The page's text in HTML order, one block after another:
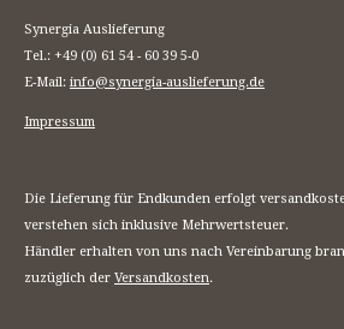
Synergia Auslieferung
Tel.: +49 (0) 61 54 - 60 39 5-0
E-Mail: info@synergia-auslieferung.de
Impressum
Die Lieferung für Endkunden erfolgt
verstehen sich inklusive Mehrwertsteuer.
Händler erhalten von uns nach Vereinbarung
zuzüglich der Versandkosten.